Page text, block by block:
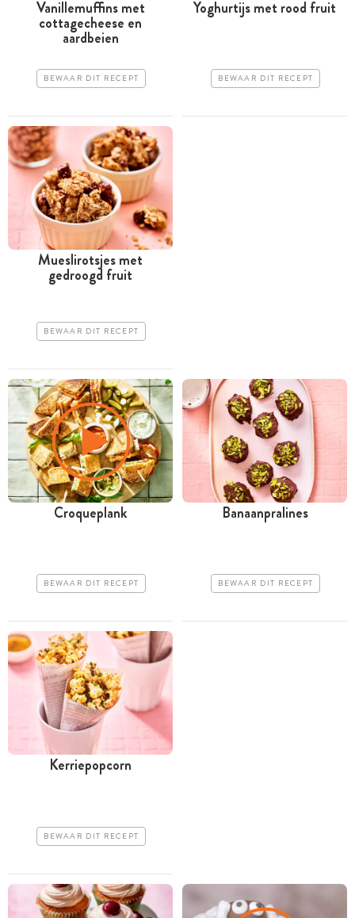
Vanillemuffins met
cottagecheese en
aardbeien
BEWAAR DIT RECEPT
Yoghurtijs met rood fruit
BEWAAR DIT RECEPT
Mueslirotsjes met
gedroogd fruit
BEWAAR DIT RECEPT
Croqueplank
BEWAAR DIT RECEPT
Banaanpralines
BEWAAR DIT RECEPT
Kerriepopcorn
BEWAAR DIT RECEPT